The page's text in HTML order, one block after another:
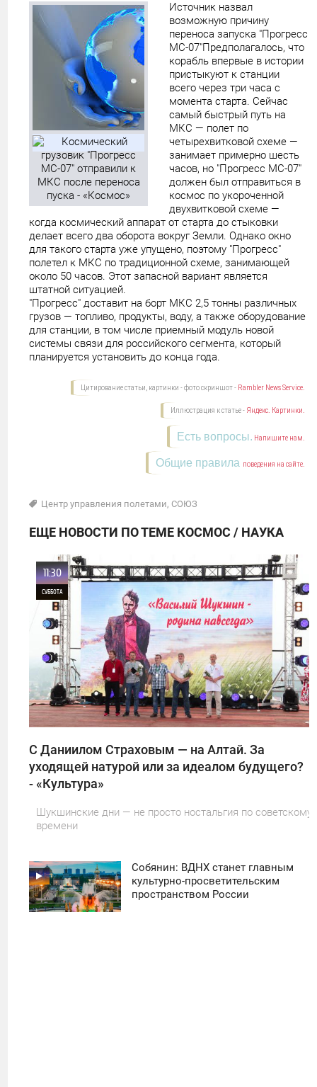
Источник назвал
возможную причину
переноса запуска "Прогресс
МС-07"Предполагалось, что
корабль впервые в истории
пристыкуют к станции
всего через три часа с
момента старта. Сейчас
самый быстрый путь на
МКС — полет по
четырехвитковой схеме —
занимает примерно шесть
часов, но "Прогресс МС-07"
должен был отправиться в
космос по укороченной
двухвитковой схеме —
когда космический аппарат от старта до стыковки
делает всего два оборота вокруг Земли. Однако окно
для такого старта уже упущено, поэтому "Прогресс"
полетел к МКС по традиционной схеме, занимающей
около 50 часов. Этот запасной вариант является
штатной ситуацией.
"Прогресс" доставит на борт МКС 2,5 тонны различных
грузов — топливо, продукты, воду, а также оборудование
для станции, в том числе приемный модуль новой
системы связи для российского сегмента, который
планируется установить до конца года.
Цитирование статьи, картинки - фото скриншот - Rambler News Service.
Иллюстрация к статье - Яндекс. Картинки.
Есть вопросы. Напишите нам.
Общие правила поведения на сайте.
Центр управления полетами,СОЮЗ
ЕЩЕ НОВОСТИ ПО ТЕМЕ КОСМОС / НАУКА
11:30
СУББОТА
0
1
С Даниилом Страховым — на Алтай. За
уходящей натурой или за идеалом будущего?
- «Культура»
Шукшинские дни — не просто ностальгия по советскому
времени
Собянин: ВДНХ станет главным
культурно-просветительским
пространством России